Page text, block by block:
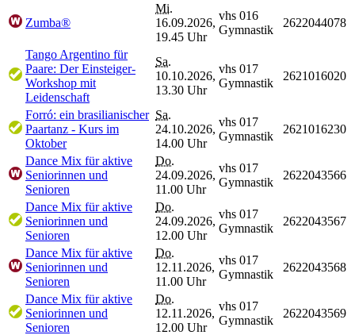
Zumba®
Mi.
16.09.2026,
19.45 Uhr
vhs 016
Gymnastik
2622044078
Tango Argentino für
Paare: Der Einsteiger-
Workshop mit
Leidenschaft
Sa.
10.10.2026,
13.30 Uhr
vhs 017
Gymnastik
2621016020
Forró: ein brasilianischer
Paartanz - Kurs im
Oktober
Sa.
24.10.2026,
14.00 Uhr
vhs 017
Gymnastik
2621016230
Dance Mix für aktive
Seniorinnen und
Senioren
Do.
24.09.2026,
11.00 Uhr
vhs 017
Gymnastik
2622043566
Dance Mix für aktive
Seniorinnen und
Senioren
Do.
24.09.2026,
12.00 Uhr
vhs 017
Gymnastik
2622043567
Dance Mix für aktive
Seniorinnen und
Senioren
Do.
12.11.2026,
11.00 Uhr
vhs 017
Gymnastik
2622043568
Dance Mix für aktive
Seniorinnen und
Senioren
Do.
12.11.2026,
12.00 Uhr
vhs 017
Gymnastik
2622043569